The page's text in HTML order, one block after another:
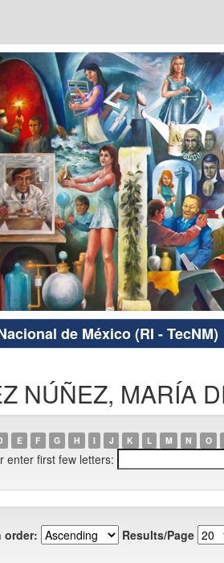
de México (RI - TecNM)
NÚÑEZ, MARÍA
E F G H I J K L M N O
enter first few letters:
order: Results/Page